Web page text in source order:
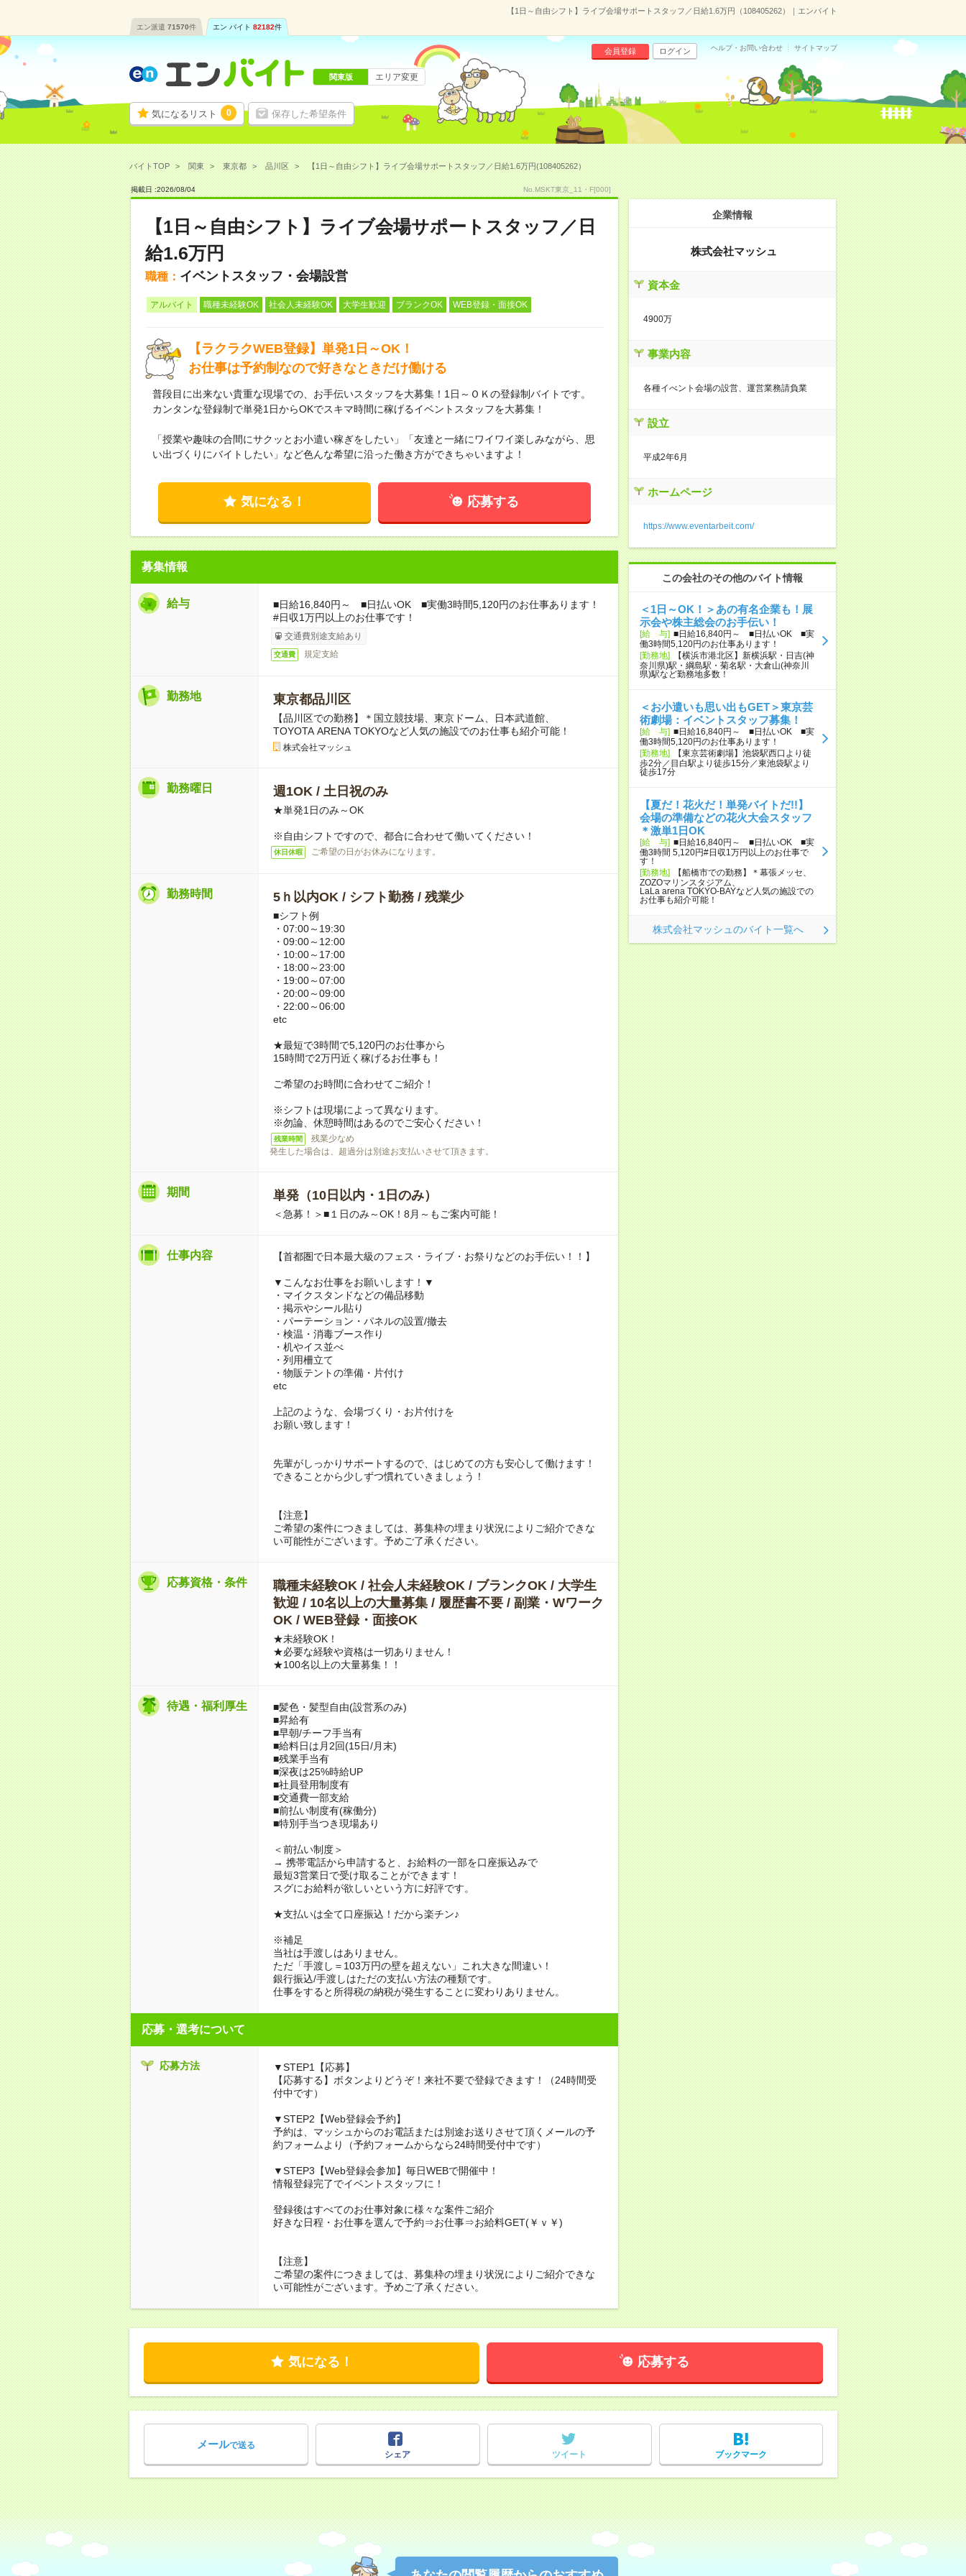
【1日～自由シフト】ライブ会場サポートスタッフ／日給1.6万円（108405262）｜エンバイト
エン派遣 71570件 エン バイト 82182件
気になるリスト 0 保存した希望条件
会員登録 ログイン ヘルプ・お問い合わせ サイトマップ
関東版 エリア変更
バイトTOP 関東 東京都 品川区 【1日～自由シフト】ライブ会場サポートスタッフ／日給1.6万円(108405262）
掲載日 :2026/08/04 No.MSKT東京_11・F[000]
【1日～自由シフト】ライブ会場サポートスタッフ／日
給1.6万円
職種： イベントスタッフ・会場設営
アルバイト 職種未経験OK 社会人未経験OK 大学生歓迎 ブランクOK WEB登録・面接OK
【ラクラクWEB登録】単発1日～OK！
お仕事は予約制なので好きなときだけ働ける
普段目に出来ない貴重な現場での、お手伝いスタッフを大募集！1日～ＯＫの登録制バイトです。
カンタンな登録制で単発1日からOKでスキマ時間に稼げるイベントスタッフを大募集！
「授業や趣味の合間にサクッとお小遣い稼ぎをしたい」「友達と一緒にワイワイ楽しみながら、思
い出づくりにバイトしたい」など色んな希望に沿った働き方ができちゃいますよ！
気になる！ 応募する
募集情報
給与
■日給16,840円～ ■日払いOK ■実働3時間5,120円のお仕事あります！
#日収1万円以上のお仕事です！
交通費別途支給あり
交通費 規定支給
勤務地 東京都品川区
【品川区での勤務】＊国立競技場、東京ドーム、日本武道館、
TOYOTA ARENA TOKYOなど人気の施設でのお仕事も紹介可能！
株式会社マッシュ
勤務曜日 週1OK / 土日祝のみ
★単発1日のみ～OK
※自由シフトですので、都合に合わせて働いてください！
休日休暇 ご希望の日がお休みになります。
勤務時間 5ｈ以内OK / シフト勤務 / 残業少
■シフト例
・07:00～19:30
・09:00～12:00
・10:00～17:00
・18:00～23:00
・19:00～07:00
・20:00～09:00
・22:00～06:00
etc
★最短で3時間で5,120円のお仕事から
15時間で2万円近く稼げるお仕事も！
ご希望のお時間に合わせてご紹介！
※シフトは現場によって異なります。
※勿論、休憩時間はあるのでご安心ください！
残業時間
残業少なめ
発生した場合は、超過分は別途お支払いさせて頂きます。
期間 単発（10日以内・1日のみ）
＜急募！＞■１日のみ～OK！8月～もご案内可能！
仕事内容 【首都圏で日本最大級のフェス・ライブ・お祭りなどのお手伝い！！】
▼こんなお仕事をお願いします！▼
・マイクスタンドなどの備品移動
・掲示やシール貼り
・パーテーション・パネルの設置/撤去
・検温・消毒ブース作り
・机やイス並べ
・列用柵立て
・物販テントの準備・片付け
etc
上記のような、会場づくり・お片付けを
お願い致します！
先輩がしっかりサポートするので、はじめての方も安心して働けます！
できることから少しずつ慣れていきましょう！
【注意】
ご希望の案件につきましては、募集枠の埋まり状況によりご紹介できな
い可能性がございます。予めご了承ください。
応募資格・条件
職種未経験OK / 社会人未経験OK / ブランクOK / 大学生
歓迎 / 10名以上の大量募集 / 履歴書不要 / 副業・Wワーク
OK / WEB登録・面接OK
★未経験OK！
★必要な経験や資格は一切ありません！
★100名以上の大量募集！！
待遇・福利厚生
■髪色・髪型自由(設営系のみ)
■昇給有
■早朝/チーフ手当有
■給料日は月2回(15日/月末)
■残業手当有
■深夜は25%時給UP
■社員登用制度有
■交通費一部支給
■前払い制度有(稼働分)
■特別手当つき現場あり
＜前払い制度＞
→ 携帯電話から申請すると、お給料の一部を口座振込みで
最短3営業日で受け取ることができます！
スグにお給料が欲しいという方に好評です。
★支払いは全て口座振込！だから楽チン♪
※補足
当社は手渡しはありません。
ただ「手渡し＝103万円の壁を超えない」これ大きな間違い！
銀行振込/手渡しはただの支払い方法の種類です。
仕事をすると所得税の納税が発生することに変わりありません。
応募・選考について
応募方法
▼STEP1【応募】
【応募する】ボタンよりどうぞ！来社不要で登録できます！（24時間受
付中です）
▼STEP2【Web登録会予約】
予約は、マッシュからのお電話または別途お送りさせて頂くメールの予
約フォームより（予約フォームからなら24時間受付中です）
▼STEP3【Web登録会参加】毎日WEBで開催中！
情報登録完了でイベントスタッフに！
登録後はすべてのお仕事対象に様々な案件ご紹介
好きな日程・お仕事を選んで予約⇒お仕事⇒お給料GET(￥ｖ￥)
【注意】
ご希望の案件につきましては、募集枠の埋まり状況によりご紹介できな
い可能性がございます。予めご了承ください。
企業情報
株式会社マッシュ
資本金
4900万
事業内容
各種イべント会場の設営、運営業務請負業
設立
平成2年6月
ホームページ
https://www.eventarbeit.com/
この会社のその他のバイト情報
＜1日～OK！＞あの有名企業も！展
示会や株主総会のお手伝い！
[給 与] ■日給16,840円～ ■日払いOK ■実
働3時間5,120円のお仕事あります！
[勤務地]
【横浜市港北区】新横浜駅・日吉(神
奈川県)駅・綱島駅・菊名駅・大倉山(神奈川
県)駅など勤務地多数！
＜お小遣いも思い出もGET＞東京芸
術劇場：イベントスタッフ募集！
[給 与] ■日給16,840円～ ■日払いOK ■実
働3時間5,120円のお仕事あります！
[勤務地]
【東京芸術劇場】池袋駅西口より徒
歩2分／目白駅より徒歩15分／東池袋駅より
徒歩17分
【夏だ！花火だ！単発バイトだ!!】
会場の準備などの花火大会スタッフ
＊激単1日OK
[給 与] ■日給16,840円～ ■日払いOK ■実
働3時間 5,120円#日収1万円以上のお仕事で
す！
[勤務地]
【船橋市での勤務】＊幕張メッセ、
ZOZOマリンスタジアム、
LaLa arena TOKYO-BAYなど人気の施設での
お仕事も紹介可能！
株式会社マッシュのバイト一覧へ
気になる！ 応募する
メールで送る
シェア
ツイート ブックマーク